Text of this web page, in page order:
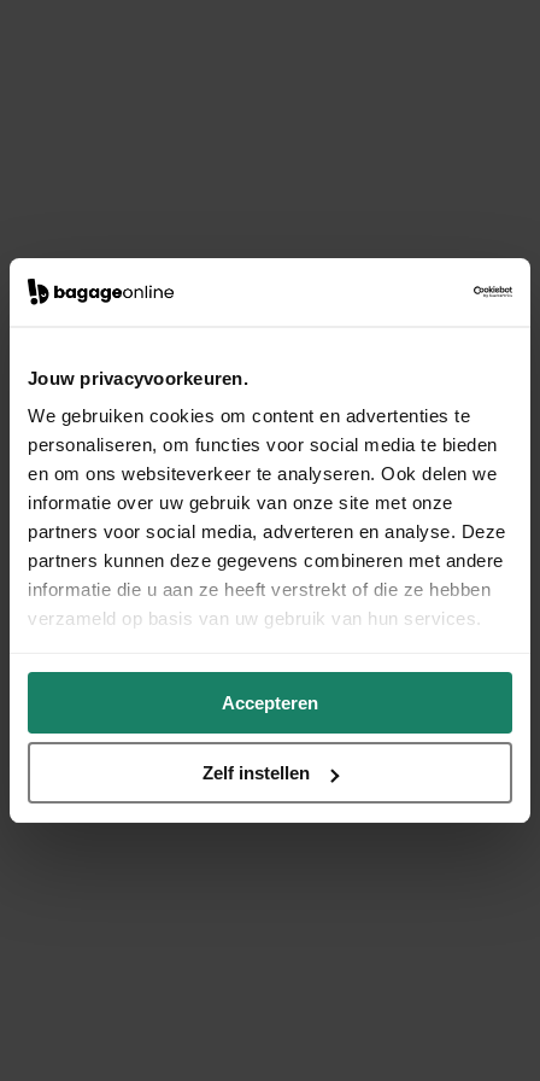
Jouw privacyvoorkeuren.
We gebruiken cookies om content en advertenties te
personaliseren, om functies voor social media te bieden
en om ons websiteverkeer te analyseren. Ook delen we
informatie over uw gebruik van onze site met onze
partners voor social media, adverteren en analyse. Deze
partners kunnen deze gegevens combineren met andere
informatie die u aan ze heeft verstrekt of die ze hebben
verzameld op basis van uw gebruik van hun services.
Accepteren
Zelf instellen